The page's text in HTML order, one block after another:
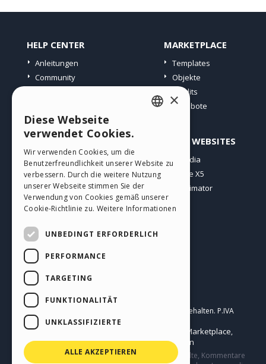
HELP CENTER
Anleitungen
Community
MARKETPLACE
Templates
Objekte
Credits
Angebote
PROFIL
Meine Beiträge
Meine Lizenz
Download
Webhosting
ANDERE WEBSITES
Incomedia
WebSite X5
WebAnimator
Copyright © 2026
Alle Rechte vorbehalten. P.IVA
IT07514640015
Nutzungsbedingungen WebSite X5:
Help Center / Marketplace,
Templates,Objects|Datenschutzbestimmungen
Diese Seite enthält von Benutzern eingereichte Inhalte, Kommentare
GERMAN
SPANISH
PORTUGUESE
×
Diese Webseite
verwendet Cookies.
Wir verwenden Cookies, um die
Benutzerfreundlichkeit unserer Website zu
verbessern. Durch die weitere Nutzung
unserer Webseite stimmen Sie der
Verwendung von Cookies gemäß unserer
Cookie-Richtlinie zu. Weitere Informationen
UNBEDINGT ERFORDERLICH
PERFORMANCE
TARGETING
FUNKTIONALITÄT
UNKLASSIFIZIERTE
ALLE AKZEPTIEREN